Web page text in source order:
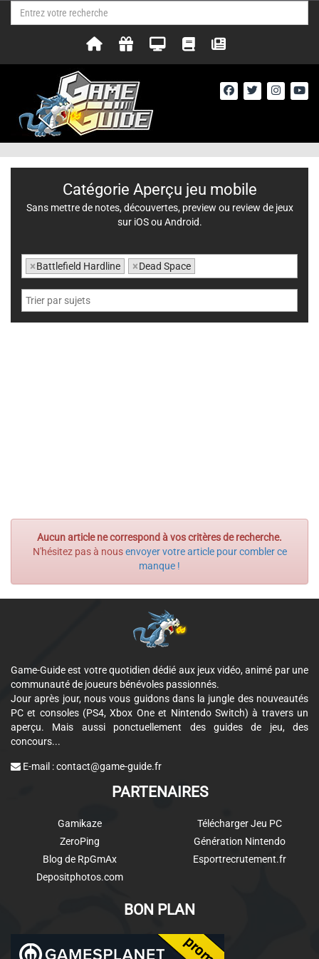
Aucun article ne correspond à vos critères de recherche.
N'hésitez pas à nousenvoyer votre article pour combler ce
manque !
Catégorie Aperçu jeu mobile
Sans mettre de notes, découvertes, preview ou review de jeux
sur iOS ou Android.
×Battlefield Hardline ×Dead Space
Game-Guide est votre quotidien dédié aux jeux vidéo, animé par une
communauté de joueurs bénévoles passionnés.
Jour après jour, nous vous guidons dans la jungle des nouveautés
PC et consoles (PS4, Xbox One et Nintendo Switch) à travers un
aperçu. Mais aussi ponctuellement des guides de jeu, des
concours...
E-mail :contact@game-guide.fr
PARTENAIRES
Gamikaze
ZeroPing
Blog de RpGmAx
Depositphotos.com
Télécharger Jeu PC
Génération Nintendo
Esportrecrutement.fr
BON PLAN